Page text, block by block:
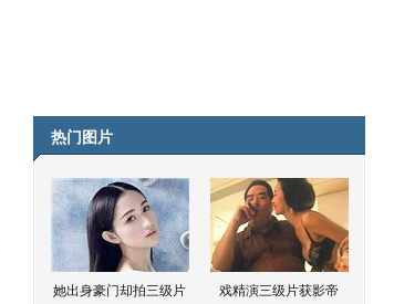
热门图片
她出身豪门却拍三级片 戏精演三级片获影帝